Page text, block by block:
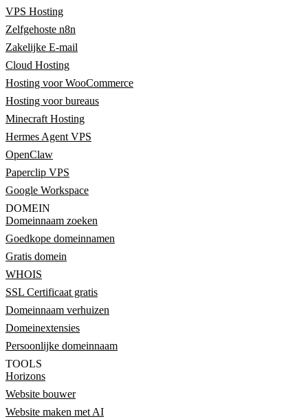
VPS Hosting
Zelfgehoste n8n
Zakelijke E-mail
Cloud Hosting
Hosting voor WooCommerce
Hosting voor bureaus
Minecraft Hosting
Hermes Agent VPS
OpenClaw
Paperclip VPS
Google Workspace
DOMEIN
Domeinnaam zoeken
Goedkope domeinnamen
Gratis domein
WHOIS
SSL Certificaat gratis
Domeinnaam verhuizen
Domeinextensies
Persoonlijke domeinnaam
TOOLS
Horizons
Website bouwer
Website maken met AI